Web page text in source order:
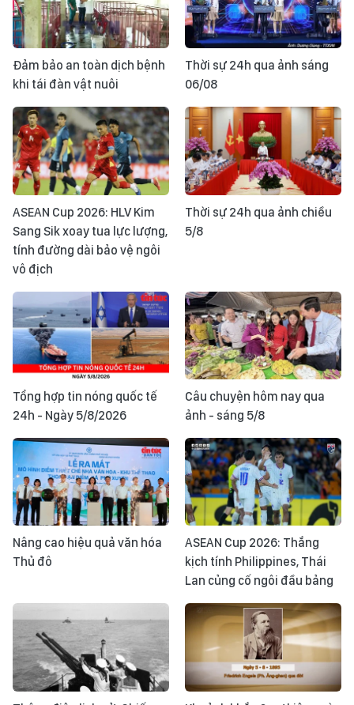
Đảm bảo an toàn dịch bệnh
khi tái đàn vật nuôi
Thời sự 24h qua ảnh sáng
06/08
ASEAN Cup 2026: HLV Kim
Sang Sik xoay tua lực lượng,
tính đường dài bảo vệ ngôi
vô địch
Thời sự 24h qua ảnh chiều
5/8
Tổng hợp tin nóng quốc tế
24h - Ngày 5/8/2026
Câu chuyện hôm nay qua
ảnh - sáng 5/8
Nâng cao hiệu quả văn hóa
Thủ đô
ASEAN Cup 2026: Thắng
kịch tính Philippines, Thái
Lan củng cố ngôi đầu bảng